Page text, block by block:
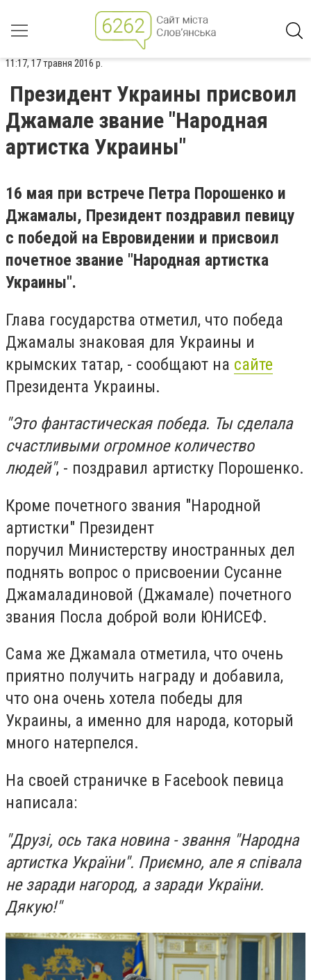
11:17, 17 травня 2016 р.
Президент Украины присвоил
Джамале звание "Народная
артистка Украины"
16 мая при встрече Петра Порошенко и
Джамалы, Президент поздравил певицу
с победой на Евровидении и присвоил
почетное звание "Народная артистка
Украины".
Глава государства отметил, что победа
Джамалы знаковая для Украины и
крымских татар, - сообщают на сайте
Президента Украины.
"Это фантастическая победа. Ты сделала
счастливыми огромное количество
людей", - поздравил артистку Порошенко.
Кроме почетного звания "Народной
артистки" Президент
поручил Министерству иностранных дел
поднять вопрос о присвоении Сусанне
Джамаладиновой (Джамале) почетного
звания Посла доброй воли ЮНИСЕФ.
Сама же Джамала отметила, что очень
приятно получить награду и добавила,
что она очень хотела победы для
Украины, а именно для народа, который
много натерпелся.
На своей страничке в Facebook певица
написала:
"Друзі, ось така новина - звання "Народна
артистка України". Приємно, але я співала
не заради нагород, а заради України.
Дякую!"